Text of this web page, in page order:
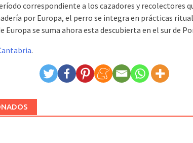
correspondiente a los cazadores y recolectores
por Europa, el perro se integra en prácticas
Europa se suma ahora esta descubierta en el sur de
.